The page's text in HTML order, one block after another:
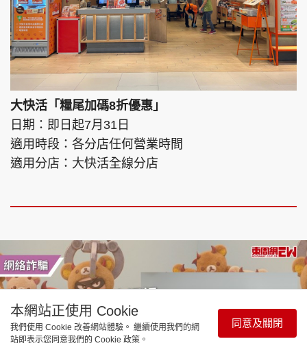
大快活「糧尾加碼8折優惠」
日期：即日起7月31日
適用時段：各分店任何營業時間
適用分店：大快活全線分店
本網站正使用 Cookie
我們使用 Cookie 改善網站體驗。 繼續使用我們的網
站即表示您同意我們的 Cookie 政策。
同意及關閉